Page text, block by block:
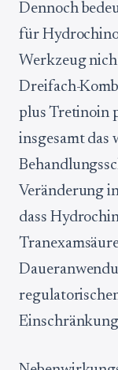
Dennoch
für
Werkzeug
Dreifach-
plus Tretinoin
insgesamt das
Veränderung
dass